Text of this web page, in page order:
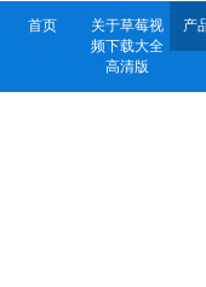
首页
关于草莓视
频下载大全
高清版
产